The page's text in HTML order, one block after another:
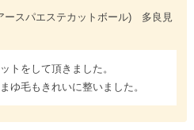
ースパエステカットボール) 多良見
トをして頂きました。
ゆ毛もきれいに整いました。